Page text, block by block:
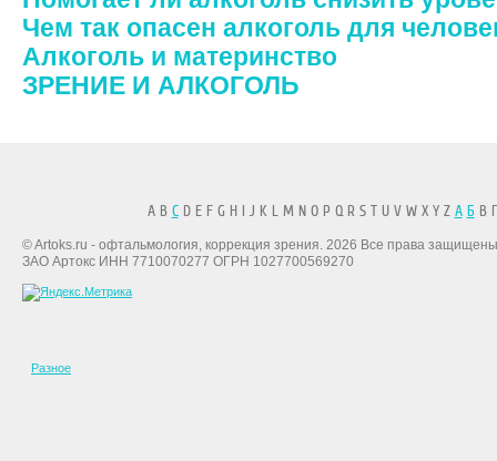
Чем так опасен алкоголь для
Алкоголь и материнство
ЗРЕНИЕ И АЛКОГОЛЬ
A B CD E F G H I J K L M N O P Q R S T U V W X Y Z А БВ
© Artoks.ru - офтальмология, коррекция зрения. 2026 Все права
ЗАО Артокс ИНН 7710070277 ОГРН 1027700569270
Разное